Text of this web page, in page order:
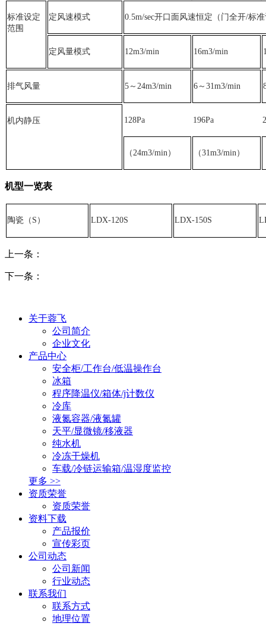
标准设定
范围
定风速模式 0.5m/sec开口面风速恒定（门全开/标
定风量模式 12m3/min 16m3/min
排气风量 5～24m3/min 6～31m3/min
机内静压 128Pa 196Pa
（24m3/min） （31m3/min）
机型一览表
陶瓷（S） LDX-120S LDX-150S
上一条：
下一条：
关于蓉飞
公司简介
企业文化
产品中心
安全柜/工作台/低温操作台
冰箱
程序降温仪/箱体/j计数仪
冷库
液氮容器/液氮罐
天平/显微镜/移液器
纯水机
冷冻干燥机
车载/冷链运输箱/温湿度监控
更多 >>
资质荣誉
资质荣誉
资料下载
产品报价
宣传彩页
公司动态
公司新闻
行业动态
联系我们
联系方式
地理位置